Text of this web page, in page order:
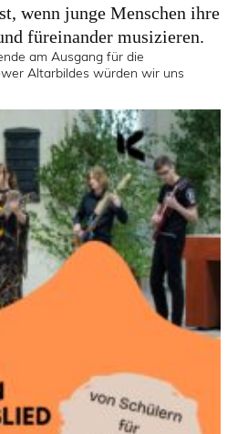
wenn junge Menschen ihre
füreinander musizieren.
am Ausgang für die
Altarbildes würden wir uns